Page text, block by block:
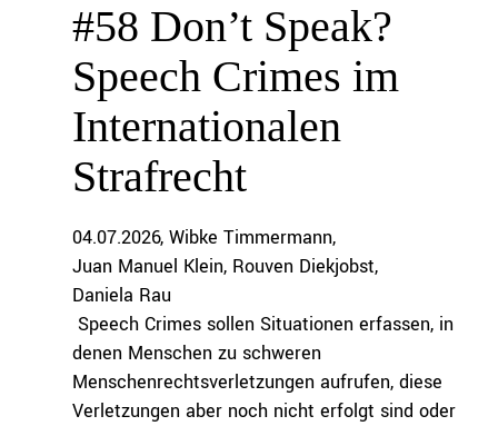
#58 Don’t Speak?
Speech Crimes im
Internationalen
Strafrecht
04.07.2026 Wibke Timmermann
Juan Manuel Klein Rouven Diekjobst
Daniela Rau
Speech Crimes sollen Situationen erfassen, in
denen Menschen zu schweren
Menschenrechtsverletzungen aufrufen, diese
Verletzungen aber noch nicht erfolgt sind oder